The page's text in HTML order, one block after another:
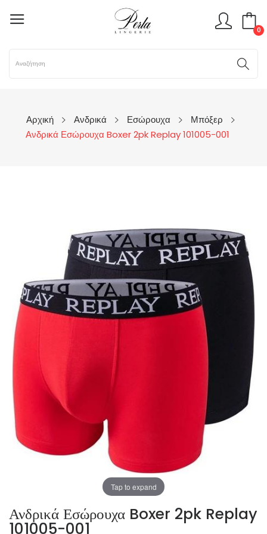
0
Αρχική Ανδρικά Εσώρουχα
Μπόξερ
Ανδρικά Εσώρουχα Boxer 2pk Replay 101005-001
Tap to expand
Ανδρικά Εσώρουχα Boxer 2pk Replay
101005-001